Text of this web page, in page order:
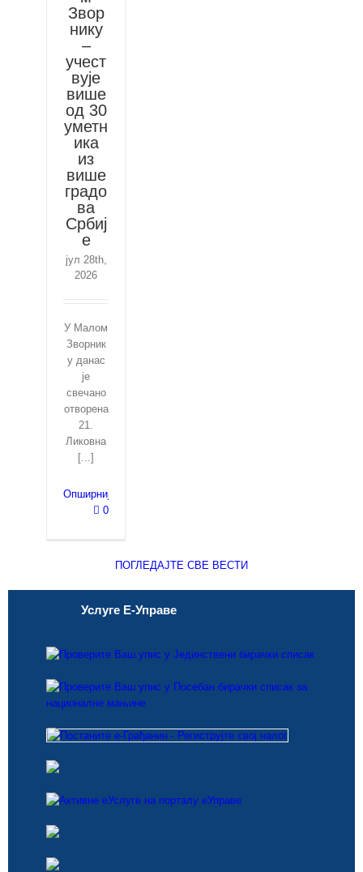
Звор
нику
–
учест
вује
више
од 30
уметн
ика
из
више
градо
ва
Србиј
е
јул 28th,
2026
У Малом
Зворник
у данас
је
свечано
отворена
21.
Ликовна
[...]
Опширније
0
ПОГЛЕДАЈТЕ СВЕ ВЕСТИ
Услуге Е-Управе